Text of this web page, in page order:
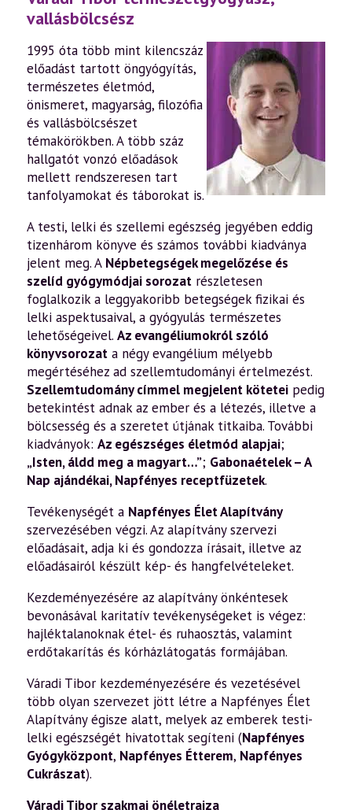
vallásbölcsész
1995 óta több mint kilencszáz
előadást tartott öngyógyítás,
természetes életmód,
önismeret, magyarság, filozófia
és vallásbölcsészet
témakörökben. A több száz
hallgatót vonzó előadások
mellett rendszeresen tart
tanfolyamokat és táborokat is.
A testi, lelki és szellemi egészség jegyében eddig
tizenhárom könyve és számos további kiadványa
jelent meg. A Népbetegségek megelőzése és
szelíd gyógymódjai sorozat részletesen
foglalkozik a leggyakoribb betegségek fizikai és
lelki aspektusaival, a gyógyulás természetes
lehetőségeivel. Az evangéliumokról szóló
könyvsorozat a négy evangélium mélyebb
megértéséhez ad szellemtudományi értelmezést.
Szellemtudomány címmel megjelent kötetei pedig
betekintést adnak az ember és a létezés, illetve a
bölcsesség és a szeretet útjának titkaiba. További
kiadványok: Az egészséges életmód alapjai;
„Isten, áldd meg a magyart…”; Gabonaételek – A
Nap ajándékai,Napfényes receptfüzetek.
Tevékenységét a Napfényes Élet Alapítvány
szervezésében végzi. Az alapítvány szervezi
előadásait, adja ki és gondozza írásait, illetve az
előadásairól készült kép- és hangfelvételeket.
Kezdeményezésére az alapítvány önkéntesek
bevonásával karitatív tevékenységeket is végez:
hajléktalanoknak étel- és ruhaosztás, valamint
erdőtakarítás és kórházlátogatás formájában.
Váradi Tibor kezdeményezésére és vezetésével
több olyan szervezet jött létre a Napfényes Élet
Alapítvány égisze alatt, melyek az emberek testi-
lelki egészségét hivatottak segíteni (Napfényes
Gyógyközpont, Napfényes Étterem, Napfényes
Cukrászat).
Váradi Tibor szakmai önéletrajza